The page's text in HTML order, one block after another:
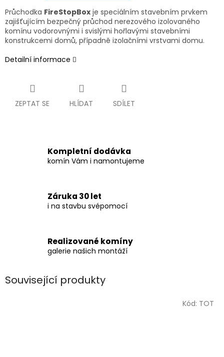
Průchodka FireStopBox je speciálním stavebním prvkem
zajišťujícím bezpečný průchod nerezového izolovaného
komínu vodorovnými i svislými hořlavými stavebními
konstrukcemi domů, případně izolačními vrstvami domu.
Detailní informace
ZEPTAT SE HLÍDAT SDÍLET
Kompletní dodávka
komín Vám i namontujeme
Záruka 30 let
i na stavbu svépomocí
Realizované komíny
galerie našich montáží
Související produkty
Kód: TOT